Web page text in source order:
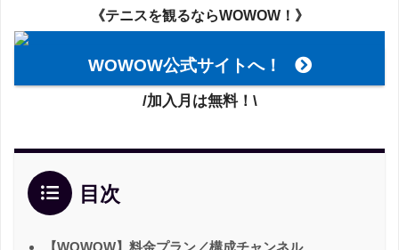
《テニスを観るならWOWOW！》
WOWOW公式サイトへ！
/加入月は無料！\
目次